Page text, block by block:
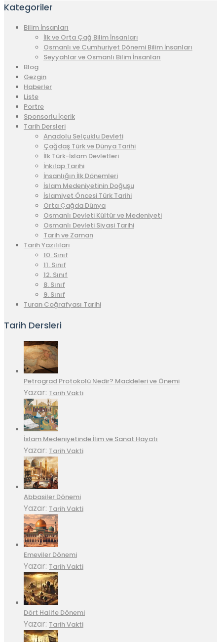
Kategoriler
Bilim İnsanları
İlk ve Orta Çağ Bilim İnsanları
Osmanlı ve Cumhuriyet Dönemi Bilim İnsanları
Seyyahlar ve Osmanlı Bilim İnsanları
Blog
Gezgin
Haberler
Liste
Portre
Sponsorlu İçerik
Tarih Dersleri
Anadolu Selçuklu Devleti
Çağdaş Türk ve Dünya Tarihi
İlk Türk-İslam Devletleri
İnkılap Tarihi
İnsanlığın İlk Dönemleri
İslam Medeniyetinin Doğuşu
İslamiyet Öncesi Türk Tarihi
Orta Çağda Dünya
Osmanlı Devleti Kültür ve Medeniyeti
Osmanlı Devleti Siyasi Tarihi
Tarih ve Zaman
Tarih Yazılıları
10. Sınıf
11. Sınıf
12. Sınıf
8. Sınıf
9. Sınıf
Turan Coğrafyası Tarihi
Tarih Dersleri
Petrograd Protokolü Nedir? Maddeleri ve Önemi
Yazar: Tarih Vakti
İslam Medeniyetinde İlim ve Sanat Hayatı
Yazar: Tarih Vakti
Abbasiler Dönemi
Yazar: Tarih Vakti
Emeviler Dönemi
Yazar: Tarih Vakti
Dört Halife Dönemi
Yazar: Tarih Vakti